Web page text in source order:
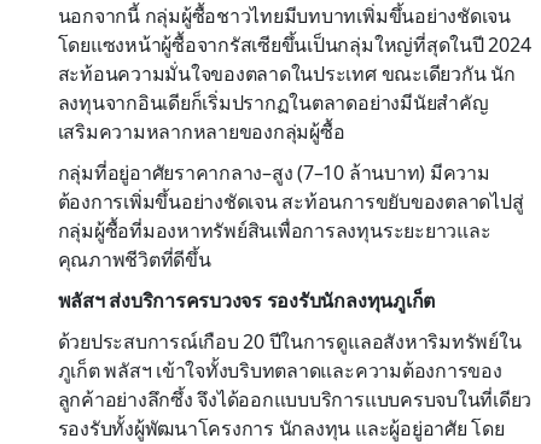
นอกจากนี้ กลุ่มผู้ซื้อชาวไทยมีบทบาทเพิ่มขึ้นอย่างชัดเจน
โดยแซงหน้าผู้ซื้อจากรัสเซียขึ้นเป็นกลุ่มใหญ่ที่สุดในปี 2024
สะท้อนความมั่นใจของตลาดในประเทศ ขณะเดียวกัน นัก
ลงทุนจากอินเดียก็เริ่มปรากฏในตลาดอย่างมีนัยสำคัญ
เสริมความหลากหลายของกลุ่มผู้ซื้อ
กลุ่มที่อยู่อาศัยราคากลาง–สูง (7–10 ล้านบาท) มีความ
ต้องการเพิ่มขึ้นอย่างชัดเจน สะท้อนการขยับของตลาดไปสู่
กลุ่มผู้ซื้อที่มองหาทรัพย์สินเพื่อการลงทุนระยะยาวและ
คุณภาพชีวิตที่ดีขึ้น
พลัสฯ ส่งบริการครบวงจร รองรับนักลงทุนภูเก็ต
ด้วยประสบการณ์เกือบ 20 ปีในการดูแลอสังหาริมทรัพย์ใน
ภูเก็ต พลัสฯ เข้าใจทั้งบริบทตลาดและความต้องการของ
ลูกค้าอย่างลึกซึ้ง จึงได้ออกแบบบริการแบบครบจบในที่เดียว
รองรับทั้งผู้พัฒนาโครงการ นักลงทุน และผู้อยู่อาศัย โดย